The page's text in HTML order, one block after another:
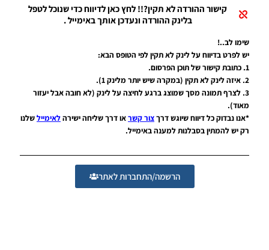
קישור ההורדה לא תקין?!! לחץ כאן לדיווח כדי שנוכל לטפל
בלינק ההורדה ונעדכן אותך באימייל .
שימו לב..!
יש לפרט בדיווח על לינק לא תקין לפי הטופס הבא:
1. כתובת קישור של תוכן הפרסום.
2. איזה לינק לא תקין (במקרה שיש יותר מלינק 1).
3. לצרף תמונה מסך שמוצג ברגע לחיצה על לינק (לא חובה אבל יעזור
מאוד).
*אנו נבדוק כל דיווח שיוגש דרךצור קשראו דרך שליחה ישירהלאימיילשלנו
רק יש להמתין בסבלנות למענה באימייל.
הרשמה/התחברות לאתר
25/05/2016
15:27
איכות HD
לרשת של
Noam_r
13:13
איכות HD
לדשא
25/05/2016